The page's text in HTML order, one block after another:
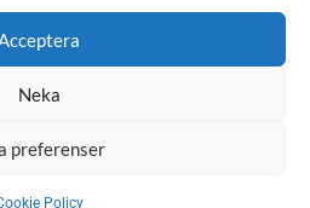
Acceptera
Neka
preferenser
Policy